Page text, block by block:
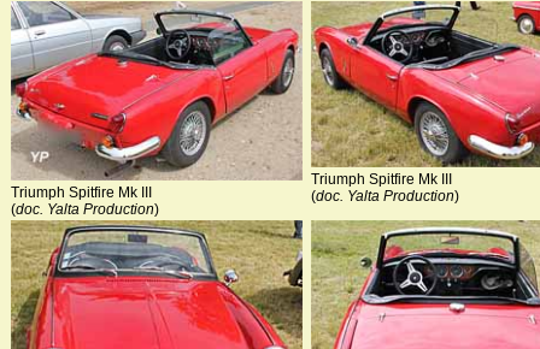
Triumph Spitfire Mk III
(doc. Yalta Production)
Triumph Spitfire Mk III
(doc. Yalta Production)